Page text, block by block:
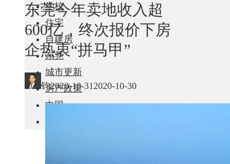
学校
住宅
自建房
东莞
城市更新
房产政策
中国
东莞今年卖地收入超
600亿，终次报价下房
企热衷“拼马甲”
钧2020-10-31 2020-10-30